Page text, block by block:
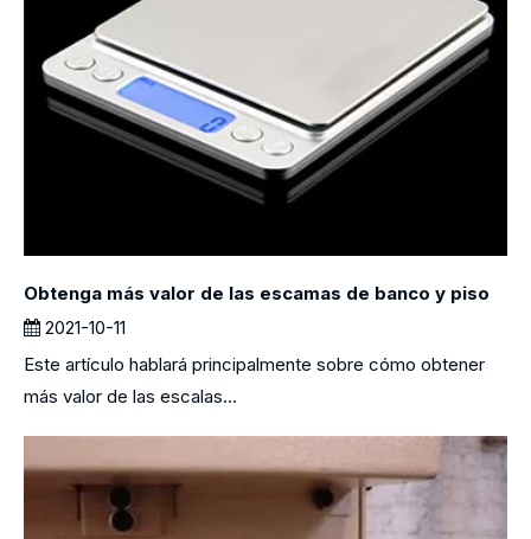
Obtenga más valor de las escamas de banco y piso
2021-10-11
Este artículo hablará principalmente sobre cómo obtener
más valor de las escalas...